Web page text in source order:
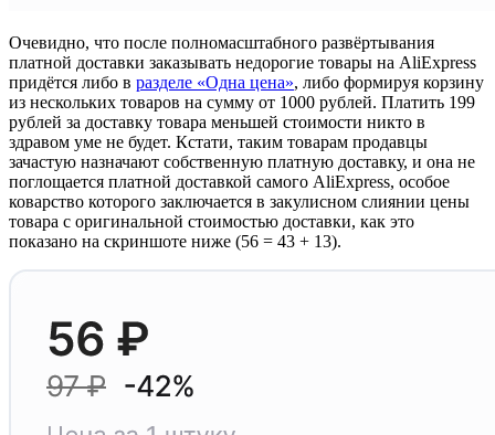
Очевидно, что после полномасштабного развёртывания
платной доставки заказывать недорогие товары на AliExpress
придётся либо в разделе «Одна цена», либо формируя корзину
из нескольких товаров на сумму от 1000 рублей. Платить 199
рублей за доставку товара меньшей стоимости никто в
здравом уме не будет. Кстати, таким товарам продавцы
зачастую назначают собственную платную доставку, и она не
поглощается платной доставкой самого AliExpress, особое
коварство которого заключается в закулисном слиянии цены
товара с оригинальной стоимостью доставки, как это
показано на скриншоте ниже (56 = 43 + 13).